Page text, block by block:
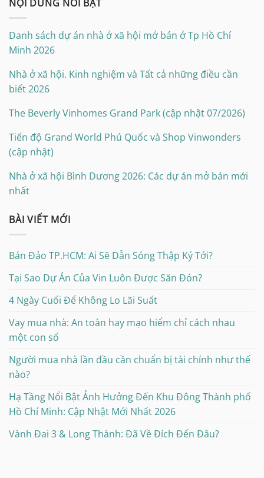
NỘI DUNG NỔI BẬT
Danh sách dự án nhà ở xã hội mở bán ở Tp Hồ Chí
Minh 2026
Nhà ở xã hội. Kinh nghiệm và Tất cả những điều cần
biết 2026
The Beverly Vinhomes Grand Park (cập nhật 07/2026)
Tiến độ Grand World Phú Quốc và Shop Vinwonders
(cập nhật)
Nhà ở xã hội Bình Dương 2026: Các dự án mở bán mới
nhất
BÀI VIẾT MỚI
Bán Đảo TP.HCM: Ai Sẽ Dẫn Sóng Thập Kỷ Tới?
Tại Sao Dự Án Của Vin Luôn Được Săn Đón?
4 Ngày Cuối Để Không Lo Lãi Suất
Vay mua nhà: An toàn hay mạo hiểm chỉ cách nhau
một con số
Người mua nhà lần đầu cần chuẩn bị tài chính như thế
nào?
Hạ Tầng Nổi Bật Ảnh Hưởng Đến Khu Đông Thành phố
Hồ Chí Minh: Cập Nhật Mới Nhất 2026
Vành Đai 3 & Long Thành: Đã Về Đích Đến Đâu?